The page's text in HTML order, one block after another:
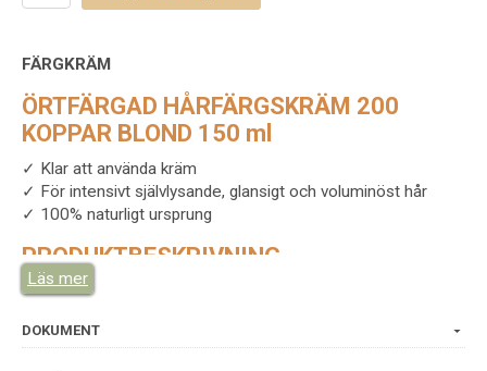
FÄRGKRÄM
ÖRTFÄRGAD HÅRFÄRGSKRÄM 200
KOPPAR BLOND 150 ml
✓ Klar att använda kräm
✓ För intensivt självlysande, glansigt och voluminöst hår
✓ 100% naturligt ursprung
PRODUKTBESKRIVNING
Den koppar blonda nyansen är särskilt lämplig för blont till
enskilt hår som en färgfilm. Som ett resultat bestämmer den
Läs mer
DOKUMENT